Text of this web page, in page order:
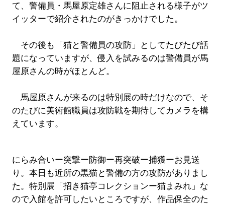
て、警備員・馬屋原定雄さんに阻止される様子がツ
イッターで紹介されたのがきっかけでした。
その後も「猫と警備員の攻防」としてたびたび話
題になっていますが、侵入を試みるのは警備員が馬
屋原さんの時がほとんど。
馬屋原さんが来るのは特別展の時だけなので、そ
のたびに美術館職員は攻防戦を期待してカメラを構
えています。
にらみ合いー突撃ー防御ー再突破ー捕獲ーお見送
り。本日も近所の黒猫と警備の方の攻防がありまし
た。特別展「招き猫亭コレクションー猫まみれ」な
ので入館を許可したいところですが、作品保全のた